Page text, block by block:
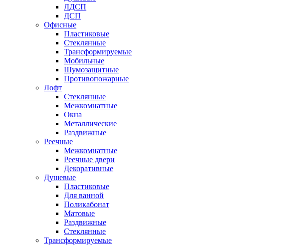
ЛДСП
ДСП
Офисные
Пластиковые
Стеклянные
Трансформируемые
Мобильные
Шумозащитные
Противопожарные
Лофт
Стеклянные
Межкомнатные
Окна
Металлические
Раздвижные
Реечные
Межкомнатные
Реечные двери
Декоративные
Душевые
Пластиковые
Для ванной
Поликабонат
Матовые
Раздвижные
Стеклянные
Трансформируемые